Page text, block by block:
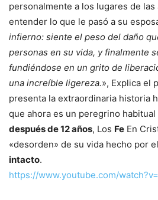
personalmente a los lugares de
entender lo que le pasó a su
infierno: siente el peso del daño
personas en su vida, y finalmente
fundiéndose en un grito de
una increíble ligereza.», Explica el
presenta la extraordinaria historia
que ahora es un peregrino
después de 12 años, Los Fe En
«desorden» de su vida hecho por
intacto.
https://www.youtube.com/